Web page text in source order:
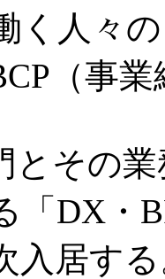
く人々
（事
その業
「DX・
入居す